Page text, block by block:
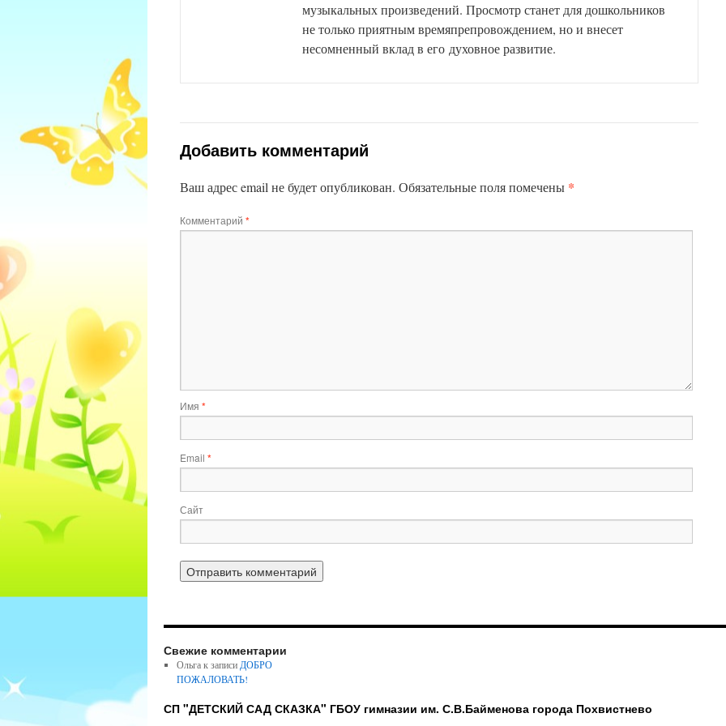
музыкальных произведений. Просмотр станет для дошкольников
не только приятным времяпрепровождением, но и внесет
несомненный вклад в его духовное развитие.
Добавить комментарий
Ваш адрес email не будет опубликован. Обязательные поля помечены *
Комментарий *
Имя *
Email *
Сайт
Свежие комментарии
Ольгак записи ДОБРО
ПОЖАЛОВАТЬ!
СП "ДЕТСКИЙ САД СКАЗКА" ГБОУ гимназии им. С.В.Байменова города Похвистнево